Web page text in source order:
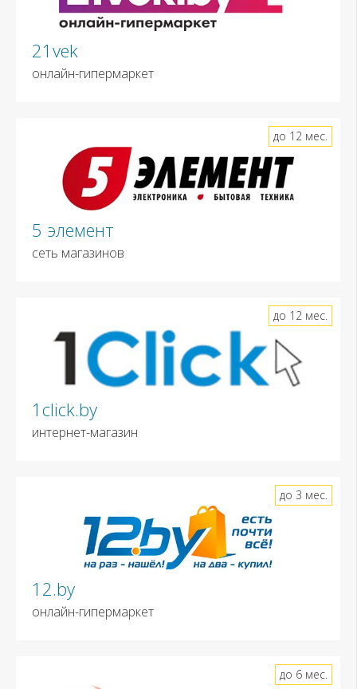
21vek
онлайн-гипермаркет
5 элемент
сеть магазинов
до 12 мес.
1click.by
интернет-магазин
до 12 мес.
12.by
онлайн-гипермаркет
до 3 мес.
до 6 мес.